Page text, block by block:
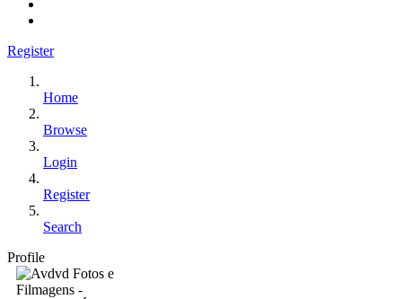
Register
Home
Browse
Login
Register
Search
Profile